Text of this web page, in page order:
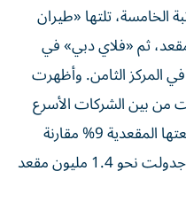
الخامسة، تلتها «طيران
1.25 مليون مقعد، ثم «فلاي دبي» في
في المركز الثامن. وأظهرت
من بين الشركات الأسرع
نمواً في المنطقة، بعدما رفعت سعتها المقعدية 9% مقارنة
بالفترة نفسها من العام الماضي، وجدولت نحو 1.4 مليون مقعد